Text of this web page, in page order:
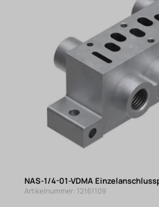
NAS-1/4-01-VDMA
Artikelnummer: 12161109